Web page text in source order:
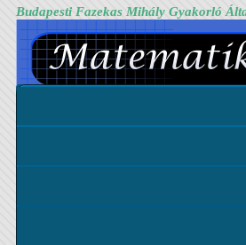
Budapesti Fazekas Mihály Gyakorló